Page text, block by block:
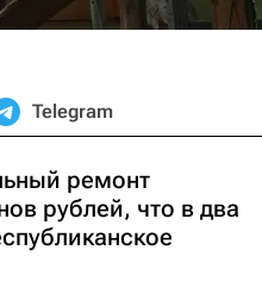
Telegram
ремонт
рублей, что в два